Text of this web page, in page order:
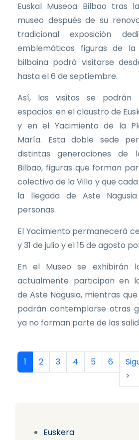
Euskera
Euskal Museoa Bilbao tras
museo después de su
tradicional exposición
emblemáticas figuras de
bilbaina podrá visitarse
hasta el 6 de septiembre.
Así, las visitas se podrán
espacios: en el claustro de
y en el Yacimiento de la
María. Esta doble sede
distintas generaciones de
Bilbao, figuras que forman
colectivo de la Villa y que
la llegada de Aste
personas.
El Yacimiento permanecerá
y 31 de julio y el 15 de agosto
En el Museo se exhibirán
actualmente participan en
de Aste Nagusia, mientras
podrán contemplarse otras
ya no forman parte de las
Paginación
Página actual
1 Página
2 Página
3 Página
4 Página
5 Página
6
>